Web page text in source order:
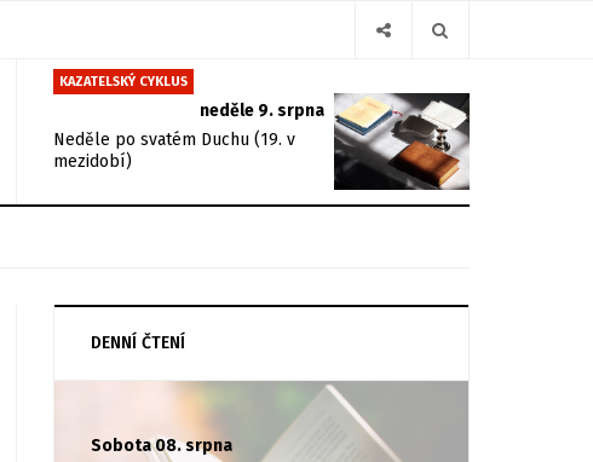
KAZATELSKÝ CYKLUS
neděle 9. srpna
Neděle po svatém Duchu (19. v
mezidobí)
DENNÍ ČTENÍ
Sobota 08. srpna